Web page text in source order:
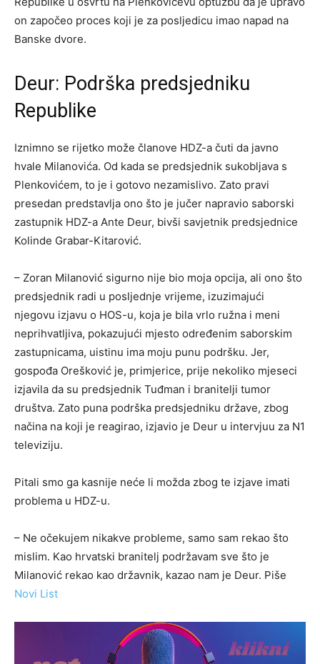
on započeo proces koji je za posljedicu imao napad na
Banske dvore.
Deur: Podrška predsjedniku
Republike
Iznimno se rijetko može članove HDZ-a čuti da javno
hvale Milanovića. Od kada se predsjednik sukobljava s
Plenkovićem, to je i gotovo nezamislivo. Zato pravi
presedan predstavlja ono što je jučer napravio saborski
zastupnik HDZ-a Ante Deur, bivši savjetnik predsjednice
Kolinde Grabar-Kitarović.
– Zoran Milanović sigurno nije bio moja opcija, ali ono što
predsjednik radi u posljednje vrijeme, izuzimajući
njegovu izjavu o HOS-u, koja je bila vrlo ružna i meni
neprihvatljiva, pokazujući mjesto određenim saborskim
zastupnicama, uistinu ima moju punu podršku. Jer,
gospođa Orešković je, primjerice, prije nekoliko mjeseci
izjavila da su predsjednik Tuđman i branitelji tumor
društva. Zato puna podrška predsjedniku države, zbog
načina na koji je reagirao, izjavio je Deur u intervjuu za N1
televiziju.
Pitali smo ga kasnije neće li možda zbog te izjave imati
problema u HDZ-u.
– Ne očekujem nikakve probleme, samo sam rekao što
mislim. Kao hrvatski branitelj podržavam sve što je
Milanović rekao kao državnik, kazao nam je Deur. Piše
Novi List